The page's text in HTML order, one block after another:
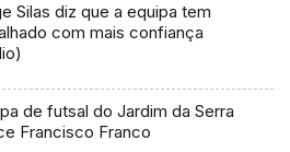
Silas diz que a equipa tem
com mais confiança
de futsal do Jardim da Serra
Francisco Franco